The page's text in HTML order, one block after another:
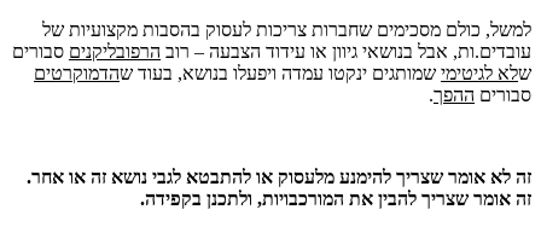
למשל, כולם מסכימים שחברות צריכות לעסוק בהסבות מקצועיות של
עובדים.ות, אבל בנושאי גיוון או עידוד הצבעה – רוב הרפובליקנים סבורים
שלא לגיטימי שמותגים ינקטו עמדה ויפעלו בנושא, בעוד שהדמוקרטים
סבורים ההפך.
זה לא אומר שצריך להימנע מלעסוק או להתבטא לגבי נושא זה או אחר.
זה אומר שצריך להבין את המורכבויות, ולתכנן בקפידה.